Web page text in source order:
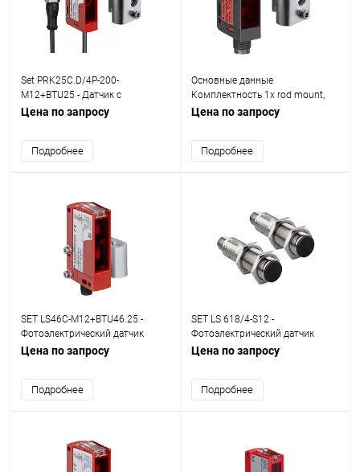
Set PRK25C.D/4P-200-
M12+BTU25 - Датчик с
поляризованным отражением
Цена по запросу
Подробнее
Основные данные
Комплектность 1x rod mount,
diameter of 12 mm BTU 046M.25-
устройства Transmitter Серия
46C Функции Принцип действия
0 ... 150 m Источник све
Цена по запросу
Подробнее
SET LS46C-M12+BTU46.25 -
Фотоэлектрический датчик
однолучевой transmitter set
Цена по запросу
Подробнее
SET LS 618/4-S12 -
Фотоэлектрический датчик
однолучевой
Цена по запросу
Подробнее